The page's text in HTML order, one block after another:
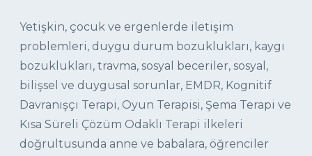
Yetişkin, çocuk ve ergenlerde iletişim
problemleri, duygu durum bozuklukları, kaygı
bozuklukları, travma, sosyal beceriler, sosyal,
bilişsel ve duygusal sorunlar, EMDR, Kognitif
Davranışçı Terapi, Oyun Terapisi, Şema Terapi ve
Kısa Süreli Çözüm Odaklı Terapi ilkeleri
doğrultusunda anne ve babalara, öğrenciler